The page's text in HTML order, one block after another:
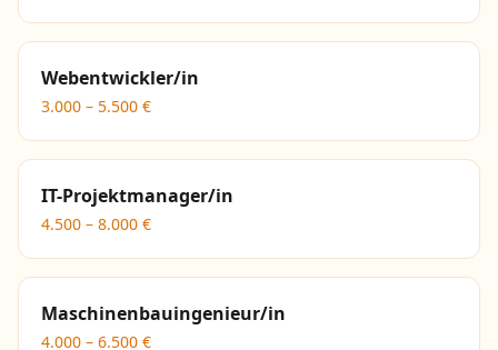
Webentwickler/in
3.000 – 5.500 €
IT-Projektmanager/in
4.500 – 8.000 €
Maschinenbauingenieur/in
4.000 – 6.500 €